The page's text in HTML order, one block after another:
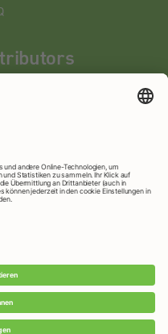
the world - our local
to help you.